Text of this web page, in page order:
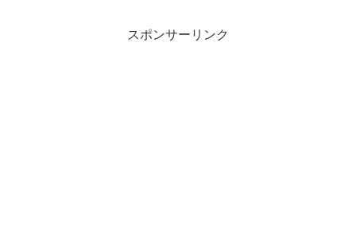
スポンサーリンク